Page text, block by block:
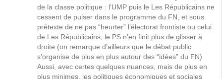
de la classe politique : l’UMP puis le Les Républicains ne
cessent de puiser dans le programme du FN, et sous
prétexte de ne pas “heurter” l’électorat frontiste ou celui
de Les Républicains, le PS n’en finit plus de glisser à
droite (on remarque d’ailleurs que le débat public
s’organise de plus en plus autour des “idées” du FN)
Aussi, avec certes quelques nuances, mais de plus en
plus minimes, les politiques économiques et sociales